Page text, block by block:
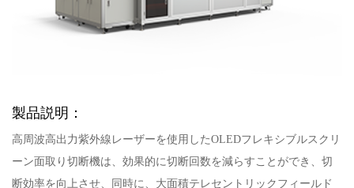
製品説明：
高周波高出力紫外線レーザーを使用したOLEDフレキシブルスクリ
ーン面取り切断機は、効果的に切断回数を減らすことができ、切
断効率を向上させ、同時に、大面積テレセントリックフィールド